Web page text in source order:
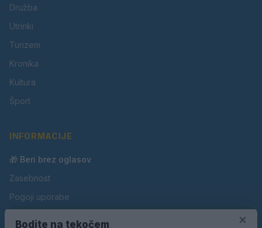
Družba
Utrinki
Turizem
Kronika
Kultura
Šport
INFORMACIJE
🎁 Beri brez oglasov
Zasebnost
Pogoji uporabe
×
Bodite na tekočem